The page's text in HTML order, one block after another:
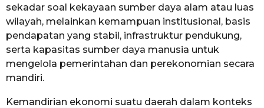
sekadar soal kekayaan sumber daya alam atau luas
wilayah, melainkan kemampuan institusional, basis
pendapatan yang stabil, infrastruktur pendukung,
serta kapasitas sumber daya manusia untuk
mengelola pemerintahan dan perekonomian secara
mandiri.
Kemandirian ekonomi suatu daerah dalam konteks